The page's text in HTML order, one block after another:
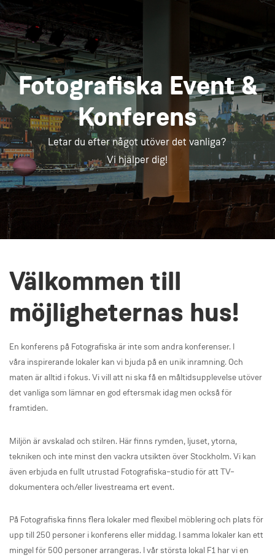
Fotografiska Event &
Konferens
Letar du efter något utöver det vanliga?
Vi hjälper dig!
Välkommen till
möjligheternas hus!
En konferens på Fotografiska är inte som andra konferenser. I
våra inspirerande lokaler kan vi bjuda på en unik inramning. Och
maten är alltid i fokus. Vi vill att ni ska få en måltidsupplevelse utöver
det vanliga som lämnar en god eftersmak idag men också för
framtiden.
Miljön är avskalad och stilren. Här finns rymden, ljuset, ytorna,
tekniken och inte minst den vackra utsikten över Stockholm. Vi kan
även erbjuda en fullt utrustad Fotografiska–studio för att TV–
dokumentera och/eller livestreama ert event.
På Fotografiska finns flera lokaler med flexibel möblering och plats för
upp till 250 personer i konferens eller middag. I samma lokaler kan ett
mingel för 500 personer arrangeras. I vår största lokal F1 har vi en